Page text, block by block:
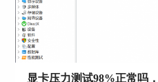
上图有五个选项框，分别
显卡压力测试98%正常吗